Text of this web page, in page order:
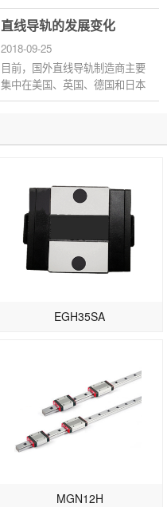
53*40，请勿使用在高于摄氏80
度的环境中（耐热规格除外），
以免损环产品之密封件，进而缩
短使用寿...
直线导轨的发展变化
2018-09-25
目前，国外直线导轨制造商主要
集中在美国、英国、德国和日本
等国家。与国外相比，我国直线
EGH35SA
MGN12H